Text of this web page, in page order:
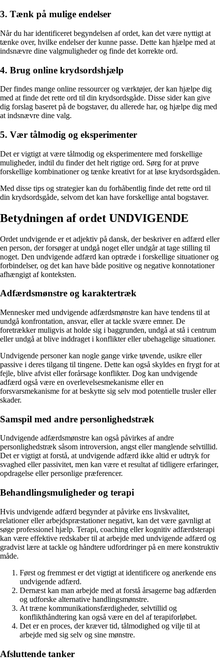
3. Tænk på mulige endelser
Når du har identificeret begyndelsen af ordet, kan det være nyttigt at
tænke over, hvilke endelser der kunne passe. Dette kan hjælpe med at
indsnævre dine valgmuligheder og finde det korrekte ord.
4. Brug online krydsordshjælp
Der findes mange online ressourcer og værktøjer, der kan hjælpe dig
med at finde det rette ord til din krydsordsgåde. Disse sider kan give
dig forslag baseret på de bogstaver, du allerede har, og hjælpe dig med
at indsnævre dine valg.
5. Vær tålmodig og eksperimenter
Det er vigtigt at være tålmodig og eksperimentere med forskellige
muligheder, indtil du finder det helt rigtige ord. Sørg for at prøve
forskellige kombinationer og tænke kreativt for at løse krydsordsgåden.
Med disse tips og strategier kan du forhåbentlig finde det rette ord til
din krydsordsgåde, selvom det kan have forskellige antal bogstaver.
Betydningen af ordet UNDVIGENDE
Ordet undvigende er et adjektiv på dansk, der beskriver en adfærd eller
en person, der forsøger at undgå noget eller undgår at tage stilling til
noget. Den undvigende adfærd kan optræde i forskellige situationer og
forbindelser, og det kan have både positive og negative konnotationer
afhængigt af konteksten.
Adfærdsmønstre og karaktertræk
Mennesker med undvigende adfærdsmønstre kan have tendens til at
undgå konfrontation, ansvar, eller at tackle svære emner. De
foretrækker muligvis at holde sig i baggrunden, undgå at stå i centrum
eller undgå at blive inddraget i konflikter eller ubehagelige situationer.
Undvigende personer kan nogle gange virke tøvende, usikre eller
passive i deres tilgang til tingene. Dette kan også skyldes en frygt for at
fejle, blive afvist eller forårsage konflikter. Dog kan undvigende
adfærd også være en overlevelsesmekanisme eller en
forsvarsmekanisme for at beskytte sig selv mod potentielle trusler eller
skader.
Samspil med andre personlighedstræk
Undvigende adfærdsmønstre kan også påvirkes af andre
personlighedstræk såsom introversion, angst eller manglende selvtillid.
Det er vigtigt at forstå, at undvigende adfærd ikke altid er udtryk for
svaghed eller passivitet, men kan være et resultat af tidligere erfaringer,
opdragelse eller personlige præferencer.
Behandlingsmuligheder og terapi
Hvis undvigende adfærd begynder at påvirke ens livskvalitet,
relationer eller arbejdspræstationer negativt, kan det være gavnligt at
søge professionel hjælp. Terapi, coaching eller kognitiv adfærdsterapi
kan være effektive redskaber til at arbejde med undvigende adfærd og
gradvist lære at tackle og håndtere udfordringer på en mere konstruktiv
måde.
Først og fremmest er det vigtigt at identificere og anerkende ens
undvigende adfærd.
Dernæst kan man arbejde med at forstå årsagerne bag adfærden
og udforske alternative handlingsmønstre.
At træne kommunikationsfærdigheder, selvtillid og
konflikthåndtering kan også være en del af terapiforløbet.
Det er en proces, der kræver tid, tålmodighed og vilje til at
arbejde med sig selv og sine mønstre.
Afsluttende tanker